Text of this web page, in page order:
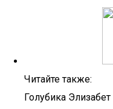
Читайте также:
Голубика